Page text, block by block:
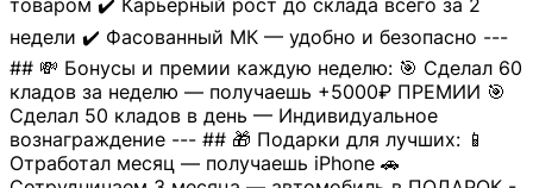
товаром ✔️ Карьерный рост до склада всего за 2
недели ✔️ Фасованный МК — удобно и безопасно ---
## 💸 Бонусы и премии каждую неделю: 🎯 Сделал 60
кладов за неделю — получаешь +5000₽ ПРЕМИИ 🎯
Сделал 50 кладов в день — Индивидуальное
вознаграждение --- ## 🎁 Подарки для лучших: 📱
Отработал месяц — получаешь iPhone 🚗